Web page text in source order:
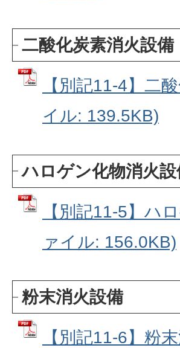
二酸化炭素消火設備
【別記11-4】二
イル: 139.5KB)
ハロゲン化物消火設
【別記11-5】ハ
ァイル: 156.0KB)
粉末消火設備
【別記11-6】粉